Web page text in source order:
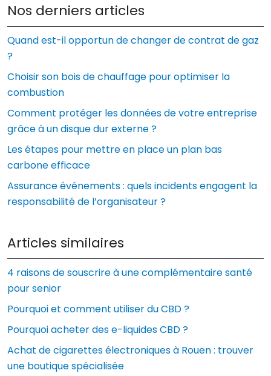
Nos derniers articles
Quand est-il opportun de changer de contrat de gaz
?
Choisir son bois de chauffage pour optimiser la
combustion
Comment protéger les données de votre entreprise
grâce à un disque dur externe ?
Les étapes pour mettre en place un plan bas
carbone efficace
Assurance événements : quels incidents engagent la
responsabilité de l’organisateur ?
Articles similaires
4 raisons de souscrire à une complémentaire santé
pour senior
Pourquoi et comment utiliser du CBD ?
Pourquoi acheter des e-liquides CBD ?
Achat de cigarettes électroniques à Rouen : trouver
une boutique spécialisée